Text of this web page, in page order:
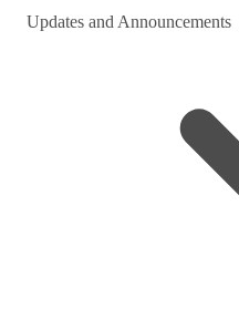
Updates and Announcements